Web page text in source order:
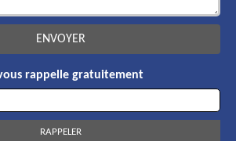
rappelle gratuitement